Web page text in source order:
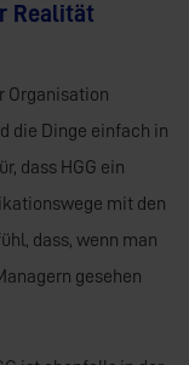
Realität
Organisation
die Dinge einfach in
dass HGG ein
mit den
dass, wenn man
gesehen